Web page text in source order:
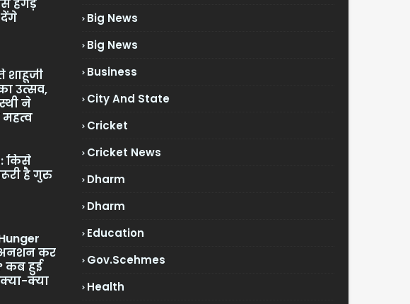
हेगड़े
शाहूजी
का उत्सव,
ने
महत्व
किसे
है गुरु
कर
कब हुई
क्या
Big News
Big News
Business
City And State
Cricket
Cricket News
Dharm
Dharm
Education
Gov.scehmes
Health